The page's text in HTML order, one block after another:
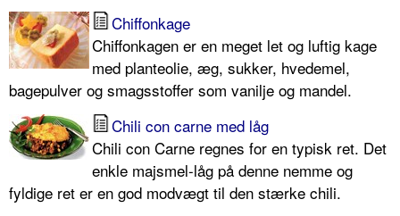
Chiffonkage
Chiffonkagen er en meget let og luftig kage
med planteolie, æg, sukker, hvedemel,
bagepulver og smagsstoffer som vanilje og mandel.
Chili con carne med låg
Chili con Carne regnes for en typisk ret. Det
enkle majsmel-låg på denne nemme og
fyldige ret er en god modvægt til den stærke chili.